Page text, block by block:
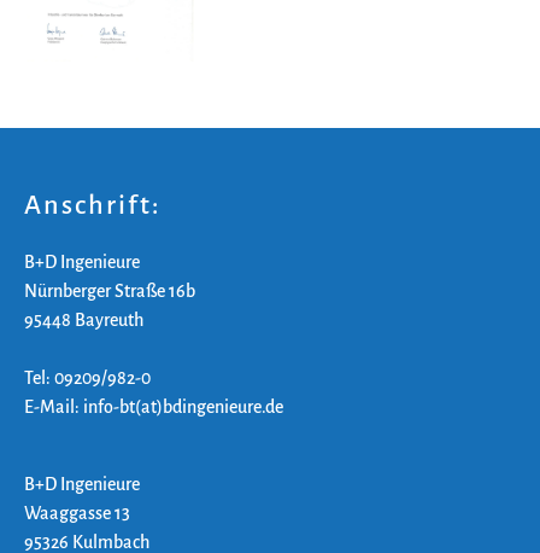
Anschrift:
B+D Ingenieure
Nürnberger Straße 16b
95448 Bayreuth
Tel: 09209/982-0
E-Mail: info-bt(at)bdingenieure.de
B+D Ingenieure
Waaggasse 13
95326 Kulmbach